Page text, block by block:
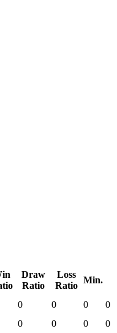
Draw
Ratio
Loss
Ratio
Min.
0 0 0
0
0 0 0 0